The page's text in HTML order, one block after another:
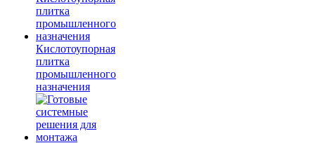
Кислотоупорная
плитка
промышленного
назначения